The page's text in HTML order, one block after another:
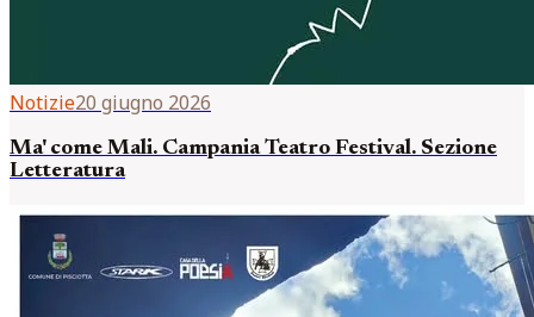
Notizie20 giugno 2026
Ma' come Mali. Campania Teatro Festival. Sezione
Letteratura